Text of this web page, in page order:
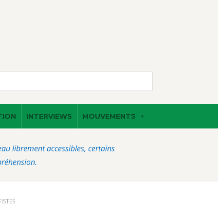
INTERVIEWS MOUVEMENTS
librement accessibles, certains